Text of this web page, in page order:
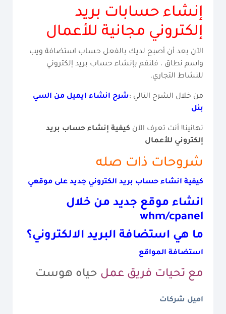
إنشاء حسابات بريد
إلكتروني مجانية للأعمال
الآن بعد أن أصبح لديك بالفعل حساب استضافة ويب
واسم نطاق ، فلنقم بإنشاء حساب بريد إلكتروني
للنشاط التجاري.
من خلال الشرح التالي :شرح انشاء ايميل من السي
بنل
تهانينا! أنت تعرف الآنكيفية إنشاء حساب بريد
إلكتروني للأعمال
شروحات ذات صله
كيفية انشاء حساب بريد الكتروني جديد على موقعي
انشاء موقع جديد من خلال
whm/cpanel
ما هي استضافة البريد الالكتروني؟
استضافة المواقع
مع تحيات فريق عملحياه هوست
اميل شركات